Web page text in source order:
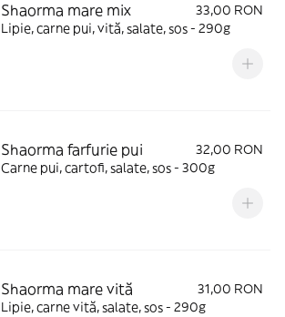
Shaorma mare mix
33,00 RON
Lipie, carne pui, vită, salate, sos - 290g
Shaorma farfurie pui
32,00 RON
Carne pui, cartofi, salate, sos - 300g
Shaorma mare vită
31,00 RON
Lipie, carne vită, salate, sos - 290g